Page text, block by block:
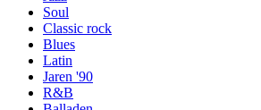
Soul
Classic rock
Blues
Latin
Jaren '90
R&B